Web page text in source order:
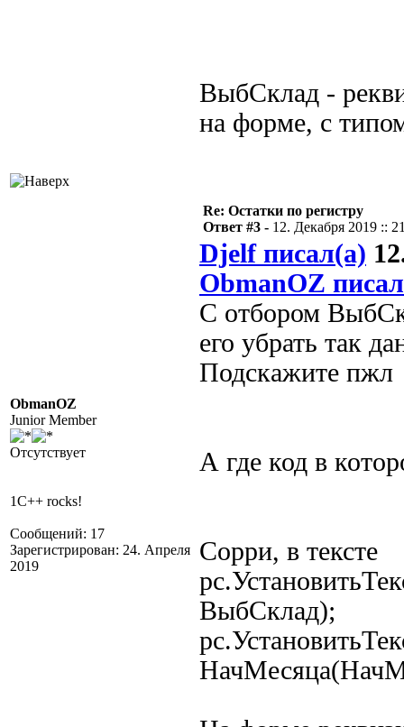
ВыбСклад -
на форме, с
ObmanOZ
Junior Member
Отсутствует
1C++ rocks!
Сообщений: 17
Зарегистрирован: 24. Апреля
2019
Re: Остатки по регистру
Ответ #3 - 12. Декабря 2019 ::
Djelf писал(а)
ObmanOZ
С отбором
его убрать так
Подскажите пжл
А где код в
Сорри, в тексте
ВыбСклад);